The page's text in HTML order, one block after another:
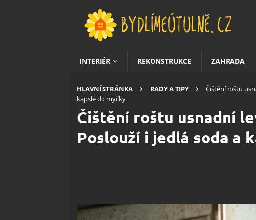
INTERIÉR REKONSTRUKCE ZAHRADA
HLAVNÍ STRÁNKA RADY A TIPY
Čištění roštu
kapsle do myčky
Čištění roštu usnadní
Poslouží i jedlá soda a